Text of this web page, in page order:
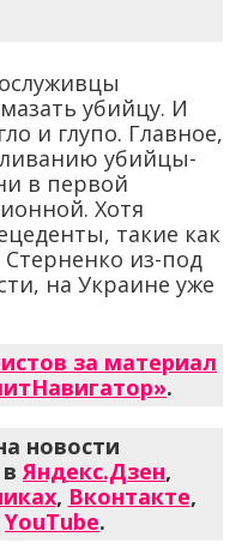
убийцу. И
и глупо. Главное,
убийцы-
в первой
Хотя
такие как
из-под
на Украине уже
за материал
.
новости
вЯндекс.Дзен,
, Вконтакте,
YouTube.